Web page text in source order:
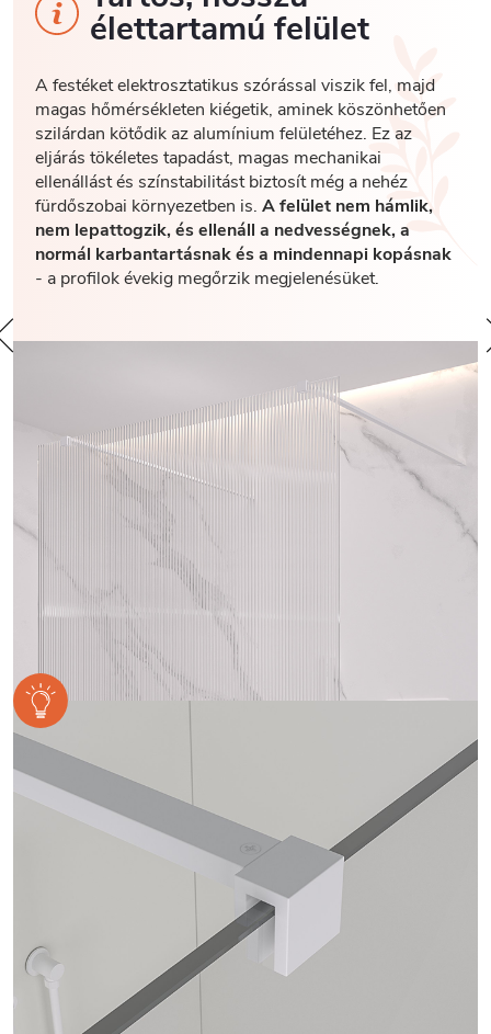
élettartamú felület
A festéket elektrosztatikus szórással viszik fel, majd
magas hőmérsékleten kiégetik, aminek köszönhetően
szilárdan kötődik az alumínium felületéhez. Ez az
eljárás tökéletes tapadást, magas mechanikai
ellenállást és színstabilitást biztosít még a nehéz
fürdőszobai környezetben is. A felület nem hámlik,
nem lepattogzik, és ellenáll a nedvességnek, a
normál karbantartásnak és a mindennapi kopásnak
- a profilok évekig megőrzik megjelenésüket.